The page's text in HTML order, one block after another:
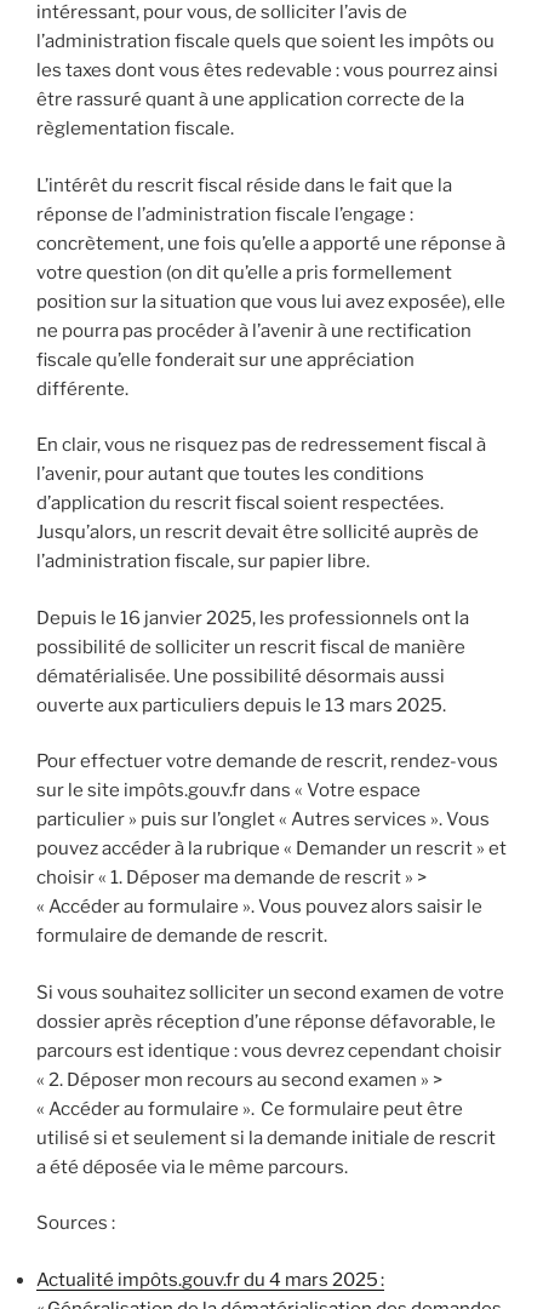
intéressant, pour vous, de solliciter l’avis de
l’administration fiscale quels que soient les impôts ou
les taxes dont vous êtes redevable : vous pourrez ainsi
être rassuré quant à une application correcte de la
règlementation fiscale.
L’intérêt du rescrit fiscal réside dans le fait que la
réponse de l’administration fiscale l’engage :
concrètement, une fois qu’elle a apporté une réponse à
votre question (on dit qu’elle a pris formellement
position sur la situation que vous lui avez exposée), elle
ne pourra pas procéder à l’avenir à une rectification
fiscale qu’elle fonderait sur une appréciation
différente.
En clair, vous ne risquez pas de redressement fiscal à
l’avenir, pour autant que toutes les conditions
d’application du rescrit fiscal soient respectées.
Jusqu’alors, un rescrit devait être sollicité auprès de
l’administration fiscale, sur papier libre.
Depuis le 16 janvier 2025, les professionnels ont la
possibilité de solliciter un rescrit fiscal de manière
dématérialisée. Une possibilité désormais aussi
ouverte aux particuliers depuis le 13 mars 2025.
Pour effectuer votre demande de rescrit, rendez-vous
sur le site impôts.gouv.fr dans « Votre espace
particulier » puis sur l’onglet « Autres services ». Vous
pouvez accéder à la rubrique « Demander un rescrit » et
choisir « 1. Déposer ma demande de rescrit » >
« Accéder au formulaire ». Vous pouvez alors saisir le
formulaire de demande de rescrit.
Si vous souhaitez solliciter un second examen de votre
dossier après réception d’une réponse défavorable, le
parcours est identique : vous devrez cependant choisir
« 2. Déposer mon recours au second examen » >
« Accéder au formulaire ». Ce formulaire peut être
utilisé si et seulement si la demande initiale de rescrit
a été déposée via le même parcours.
Sources :
Actualité impôts.gouv.fr du 4 mars 2025 :